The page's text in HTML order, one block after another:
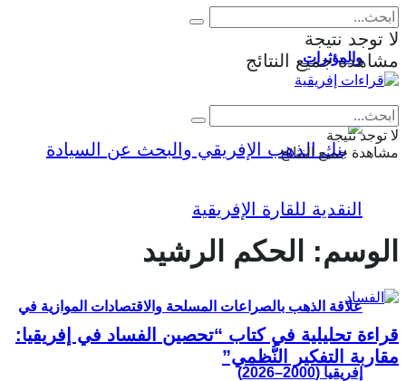
والمؤثرات
علاقة الذهب بالصراعات المسلحة والاقتصادات الموازية في
إفريقيا (2000–2026)
لا توجد نتيجة
مشاهدة جميع النتائج
لا توجد نتيجة
مشاهدة جميع النتائج
الوسم: الحكم الرشيد
قراءة تحليلية في كتاب “تحصين الفساد في إفريقيا:
مقاربة التفكير النُّظمي”